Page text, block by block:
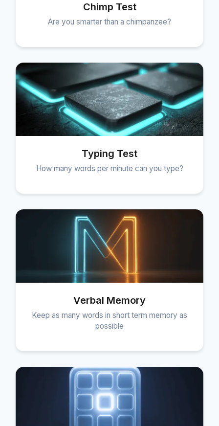
Chimp Test
Are you smarter than a chimpanzee?
Typing Test
How many words per minute can you type?
Verbal Memory
Keep as many words in short term memory as
possible